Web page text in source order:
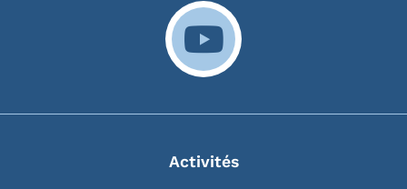
Activités